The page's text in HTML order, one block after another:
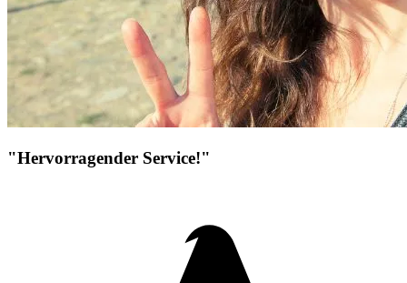
"Hervorragender Service!"